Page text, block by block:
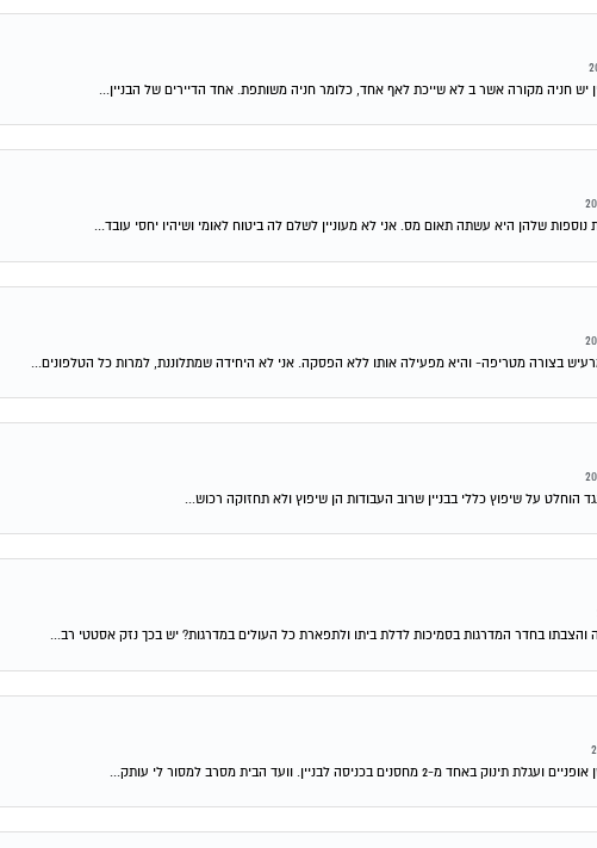
יש חניה מקורה אשר ב לא שייכת לאף אחד, כלומר חניה משותפת. אחד הדיירים של הבניין...
שלהן היא עשתה תאום מס. אני לא מעוניין לשלם לה ביטוח לאומי ושיהיו יחסי עובד...
בצורה מטריפה- והיא מפעילה אותו ללא הפסקה. אני לא היחידה שמתלוננת, למרות כל הטלפונים...
והצבתו בחדר המדרגות בסמיכות לדלת ביתו ולתפארת כל העולים במדרגות? יש בכך נזק אסטטי רב...